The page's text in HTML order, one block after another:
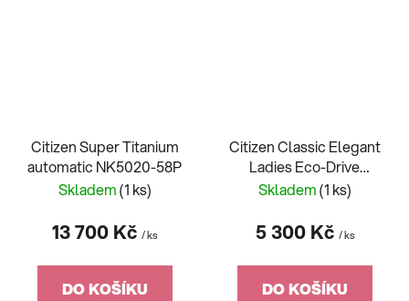
Citizen Super Titanium
automatic NK5020-58P
Skladem(1 ks)
13 700 Kč / ks
DO KOŠÍKU
Citizen Classic Elegant
Ladies Eco-Drive
FE1242-78D
Skladem(1 ks)
5 300 Kč / ks
DO KOŠÍKU